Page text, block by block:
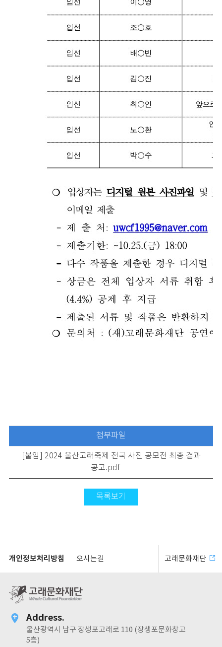
첨부파일
[붙임] 2024 울산고래축제 전국 사진 공모전 최종 결과
공고.pdf
목록보기
개인정보처리방침 오시는길 고래문화재단
Address.
울산광역시 남구 장생포고래로 110 (장생포문화창고
5층)